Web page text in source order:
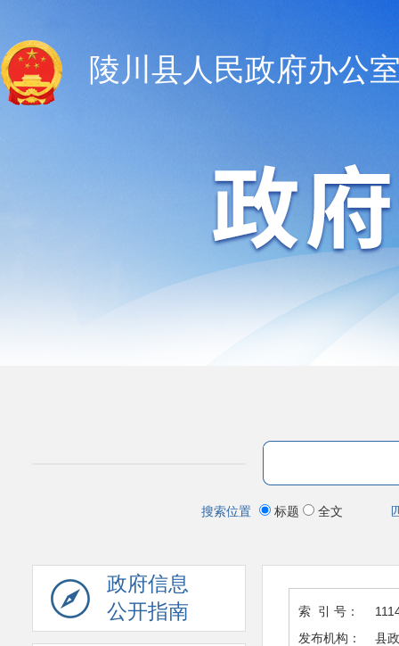
陵川县人民政府办公
搜索位置 标题 全文
政府信息
公开指南
索 引 号：
发布机构：
县